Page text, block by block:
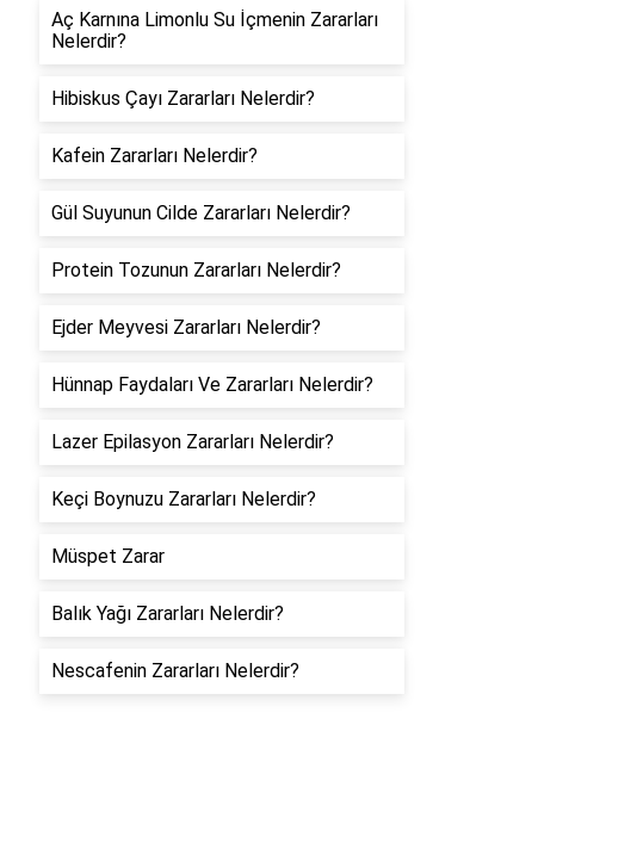
Aç Karnına Limonlu Su İçmenin Zararları
Nelerdir?
Hibiskus Çayı Zararları Nelerdir?
Kafein Zararları Nelerdir?
Gül Suyunun Cilde Zararları Nelerdir?
Protein Tozunun Zararları Nelerdir?
Ejder Meyvesi Zararları Nelerdir?
Hünnap Faydaları Ve Zararları Nelerdir?
Lazer Epilasyon Zararları Nelerdir?
Keçi Boynuzu Zararları Nelerdir?
Müspet Zarar
Balık Yağı Zararları Nelerdir?
Nescafenin Zararları Nelerdir?